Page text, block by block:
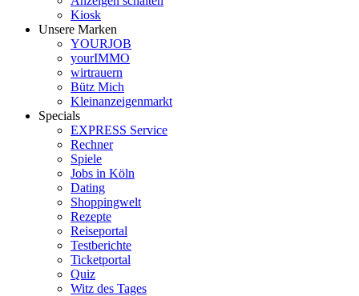
Kiosk
Unsere Marken
YOURJOB
yourIMMO
wirtrauern
Bütz Mich
Kleinanzeigenmarkt
Specials
EXPRESS Service
Rechner
Spiele
Jobs in Köln
Dating
Shoppingwelt
Rezepte
Reiseportal
Testberichte
Ticketportal
Quiz
Witz des Tages